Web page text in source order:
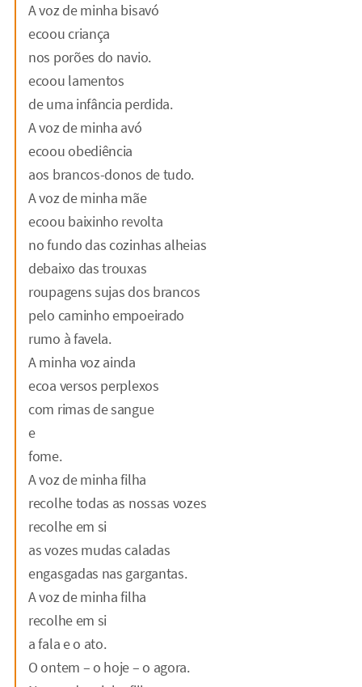
A voz de minha bisavó
ecoou criança
nos porões do navio.
ecoou lamentos
de uma infância perdida.
A voz de minha avó
ecoou obediência
aos brancos-donos de tudo.
A voz de minha mãe
ecoou baixinho revolta
no fundo das cozinhas alheias
debaixo das trouxas
roupagens sujas dos brancos
pelo caminho empoeirado
rumo à favela.
A minha voz ainda
ecoa versos perplexos
com rimas de sangue
e
fome.
A voz de minha filha
recolhe todas as nossas vozes
recolhe em si
as vozes mudas caladas
engasgadas nas gargantas.
A voz de minha filha
recolhe em si
a fala e o ato.
O ontem – o hoje – o agora.